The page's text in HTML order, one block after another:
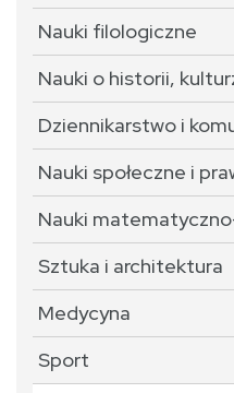
Nauki filologiczne
Nauki o historii,
Dziennikarstwo i
Nauki społeczne i
Nauki
Sztuka i architektura
Medycyna
Sport